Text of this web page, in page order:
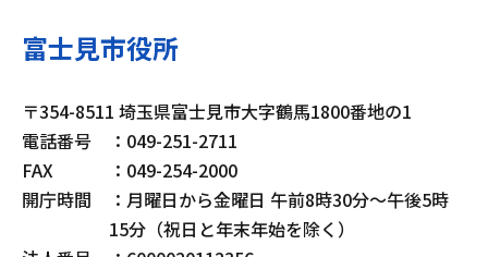
富士見市役所
〒354-8511 埼玉県富士見市大字鶴馬1800番地の1
電話番号
：049-251-2711
FAX
：049-254-2000
開庁時間
：月曜日から金曜日 午前8時30分～午後5時
15分（祝日と年末年始を除く）